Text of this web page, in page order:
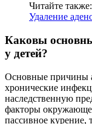
Читайте также:
Удаление
Каковы
у детей?
Основные причины
хронические
наследственную
факторы
пассивное курение,